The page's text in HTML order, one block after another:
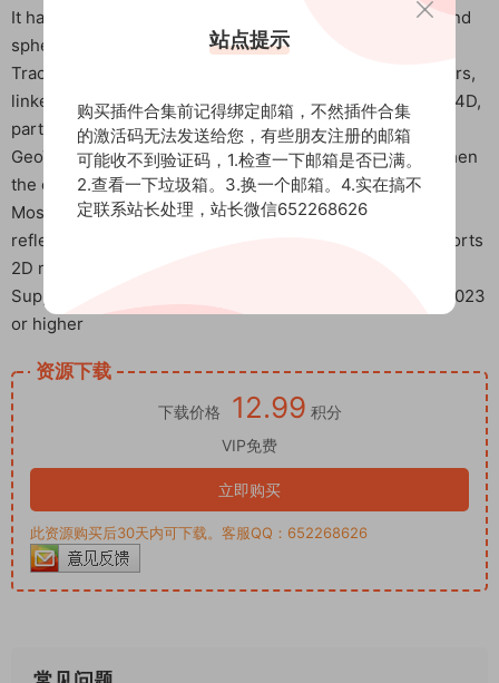
It has four built-in 3D primitives: cube, cylinder, plane, and
sphere
Tracking objects can be exported as 3D and 2D null layers,
linked to other layers, or passed to Element 3D, Cinema 4D,
particle generators, and more
GeoTracker can estimate the focal length of a camera when
the camera used for shooting the lens is unknown
Most of the time, you won’t notice that plugins handle
reflections and occlusion. For difficult situations, it supports
2D masks that exclude problem areas from tracking
Support for Win system: After Effects 2021 (18.2), 20222023
or higher
资源下载
下载价格 12.99 积分
VIP免费
立即购买
此资源购买后30天内可下载。客服QQ：652268626
站点提示
购买插件合集前记得绑定邮箱，不然插件合集
的激活码无法发送给您，有些朋友注册的邮箱
可能收不到验证码，1.检查一下邮箱是否已满。
2.查看一下垃圾箱。3.换一个邮箱。4.实在搞不
定联系站长处理，站长微信652268626